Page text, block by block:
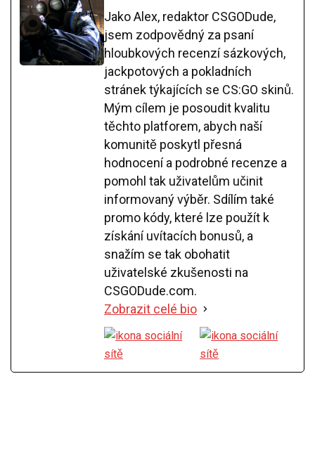
Jako Alex, redaktor CSGODude,
jsem zodpovědný za psaní
hloubkových recenzí sázkových,
jackpotových a pokladních
stránek týkajících se CS:GO skinů.
Mým cílem je posoudit kvalitu
těchto platforem, abych naší
komunitě poskytl přesná
hodnocení a podrobné recenze a
pomohl tak uživatelům učinit
informovaný výběr. Sdílím také
promo kódy, které lze použít k
získání uvítacích bonusů, a
snažím se tak obohatit
uživatelské zkušenosti na
CSGODude.com.
Zobrazit celé bio